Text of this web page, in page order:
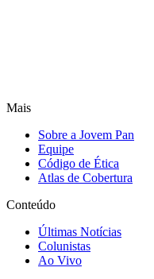
Mais
Sobre a Jovem Pan
Equipe
Código de Ética
Atlas de Cobertura
Conteúdo
Últimas Notícias
Colunistas
Ao Vivo